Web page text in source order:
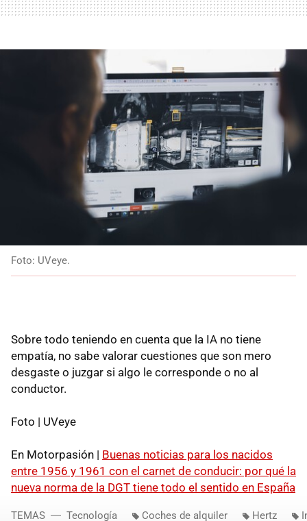
Foto: UVeye.
Sobre todo teniendo en cuenta que la IA no tiene
empatía, no sabe valorar cuestiones que son mero
desgaste o juzgar si algo le corresponde o no al
conductor.
Foto | UVeye
En Motorpasión | Buenas noticias para los nacidos
entre 1956 y 1961 con el carnet de conducir: por qué la
nueva norma de la DGT tiene todo el sentido en España
TEMAS Tecnología Coches de alquiler Hertz